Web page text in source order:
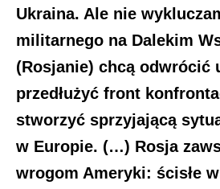
Ukraina. Ale nie
militarnego na Dalekim
(Rosjanie) chcą odwrócić
przedłużyć front
stworzyć sprzyjającą
w Europie. (…) Rosja
wrogom Ameryki: ścisłe